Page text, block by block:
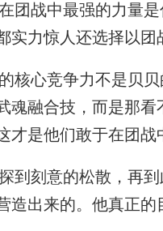
团战中最强的力量是
实力惊人还选择以团
核心竞争力不是贝贝
魂融合技，而是那
才是他们敢于在团战
到刻意的松散，再到
造出来的。他真正